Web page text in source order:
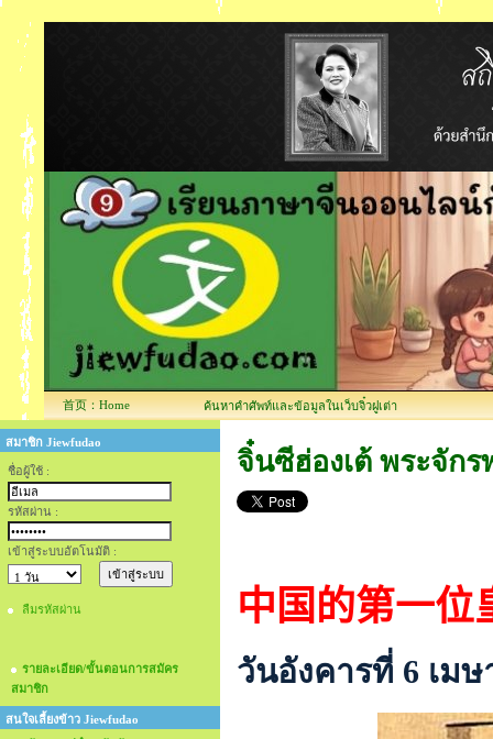
首页：Home ค้นหาคำศัพท์และข้อมูลในเว็บจิ๋วฝูเต่า
สมาชิก Jiewfudao
ชื่อผู้ใช้ :
รหัสผ่าน :
เข้าสู่ระบบอัตโนมัติ :
ลืมรหัสผ่าน
รายละเอียด/ขั้นตอนการสมัคร
สมาชิก
สนใจเลี้ยงข้าว Jiewfudao
จิ๋นซีฮ่องเต้ พระจัก
中国的第一位
วันอังคารที่ 6 เม